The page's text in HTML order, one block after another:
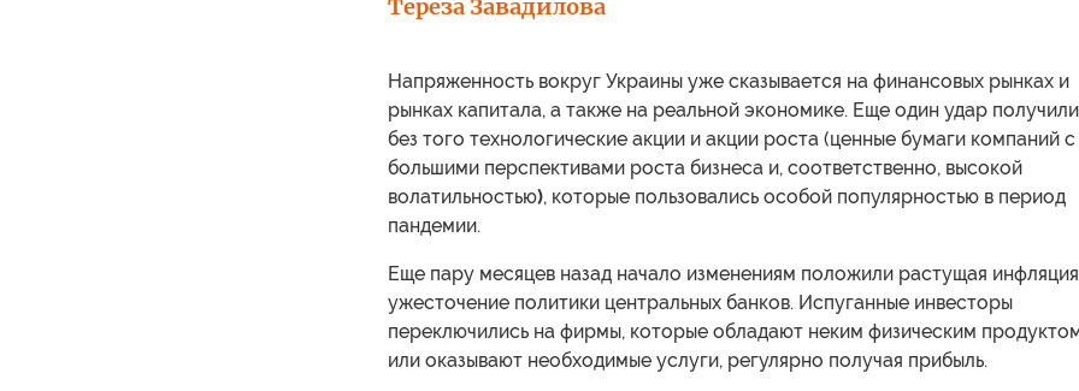
Тереза Завадилова
Напряженность вокруг Украины уже сказывается на финансовых рынках и
рынках капитала, а также на реальной экономике. Еще один удар
без того технологические акции и акции роста (ценные бумаги компаний с
большими перспективами роста бизнеса и, соответственно, высокой
волатильностью), которые пользовались особой популярностью в период
пандемии.
Еще пару месяцев назад начало изменениям положили растущая
ужесточение политики центральных банков. Испуганные инвесторы
переключились на фирмы, которые обладают неким физическим
или оказывают необходимые услуги, регулярно получая прибыль.